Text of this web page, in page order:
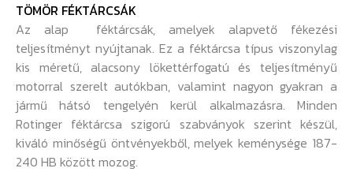
TÖMÖR FÉKTÁRCSÁK
Az alap féktárcsák, amelyek alapvető fékezési
teljesítményt nyújtanak. Ez a féktárcsa típus viszonylag
kis méretű, alacsony lökettérfogatú és teljesítményű
motorral szerelt autókban, valamint nagyon gyakran a
jármű hátsó tengelyén kerül alkalmazásra. Minden
Rotinger féktárcsa szigorú szabványok szerint készül,
kiváló minőségű öntvényekből, melyek keménysége 187-
240 HB között mozog.